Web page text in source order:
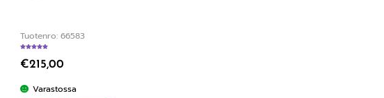
Tuotenro: 66583
€215,00
Varastossa